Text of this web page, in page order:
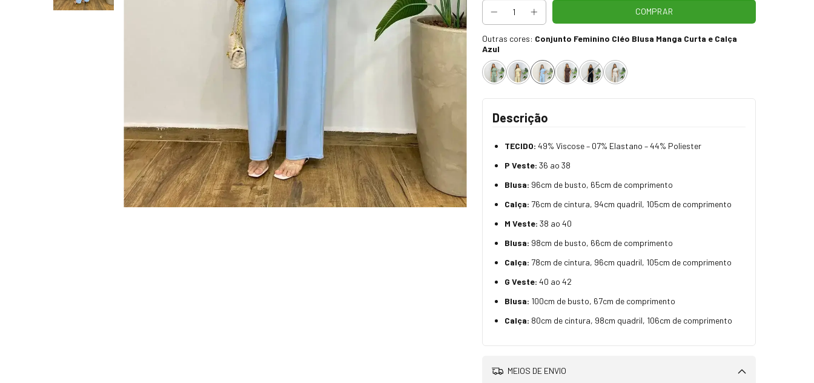
Outras cores: Conjunto Feminino Cléo Blusa Manga Curta e Calça
Azul
Descrição
TECIDO: 49% Viscose – 07% Elastano – 44% Poliester
P Veste: 36 ao 38
Blusa: 96cm de busto, 65cm de comprimento
Calça: 76cm de cintura, 94cm quadril, 105cm de comprimento
M Veste: 38 ao 40
Blusa: 98cm de busto, 66cm de comprimento
Calça: 78cm de cintura, 96cm quadril, 105cm de comprimento
G Veste: 40 ao 42
Blusa: 100cm de busto, 67cm de comprimento
Calça: 80cm de cintura, 98cm quadril, 106cm de comprimento
MEIOS DE ENVIO